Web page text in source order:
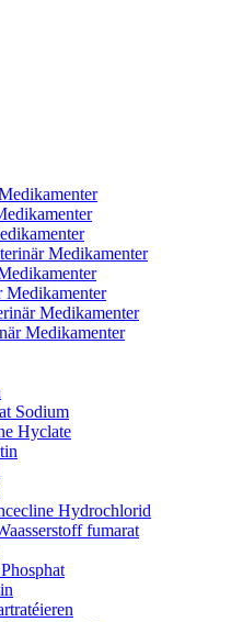
Medikamenter
Medikamenter
Medikamenter
Medikamenter
Sodium
Hyclate
Hydrochlorid
fumarat